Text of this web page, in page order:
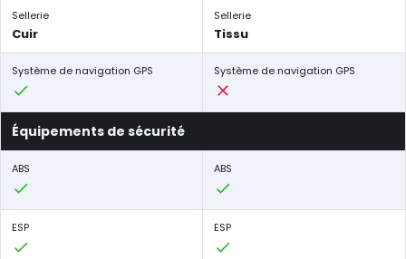
Sellerie
Cuir
Sellerie
Tissu
Système de navigation GPS Système de navigation GPS
Équipements de sécurité
ABS ABS
ESP ESP